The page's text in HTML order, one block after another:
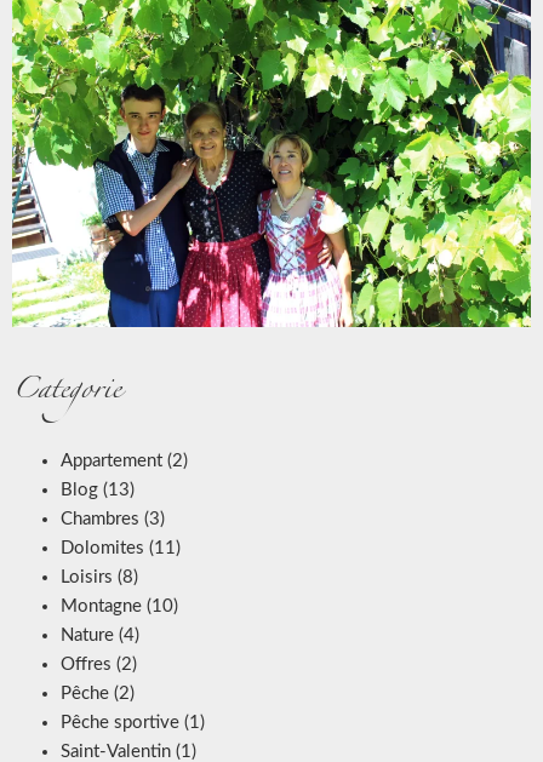
Categorie
Appartement (2)
Blog (13)
Chambres (3)
Dolomites (11)
Loisirs (8)
Montagne (10)
Nature (4)
Offres (2)
Pêche (2)
Pêche sportive (1)
Saint-Valentin (1)